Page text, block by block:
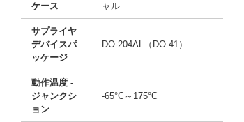
ケース
ャル
サプライヤ
デバイスパ
ッケージ
DO-204AL（DO-41）
動作温度 -
ジャンクシ
ョン
-65°C～175°C